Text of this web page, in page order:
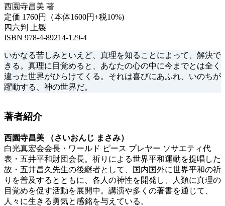
西園寺昌美 著
定価 1760円（本体1600円+税10%)
四六判 上製
ISBN 978-4-89214-129-4
いかなる苦しみといえど、真理を知ることによって、解決で
きる。真理に目覚めると、あなたの心の中に今までとは全く
違った世界がひらけてくる。それは喜びにあふれ、いのちが
躍動する、神の世界だ。
著者紹介
西園寺昌美 （さいおんじ まさみ）
白光真宏会会長・ワールド ピース プレヤー ソサエティ代
表・五井平和財団会長。祈りによる世界平和運動を提唱した
故・五井昌久先生の後継者として、国内国外に世界平和の祈
りを普及するとともに、各人の神性を開発し、人類に真理の
目覚めを促す活動を展開中。講演や多くの著書を通じて、
人々に生きる勇気と感銘を与えている。